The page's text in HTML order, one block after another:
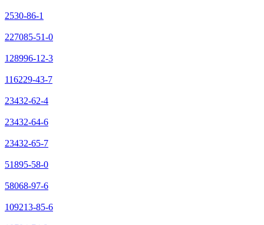
2530-86-1
227085-51-0
128996-12-3
116229-43-7
23432-62-4
23432-64-6
23432-65-7
51895-58-0
58068-97-6
109213-85-6